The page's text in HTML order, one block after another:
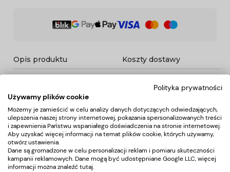
Opis produktu Koszty dostawy
Opis
Peleryna fryzjerska wykonana jest z wysokiej jakości
materiału (100% polyesrer), przez co włos nie wbija się, lecz
ześlizguje się po powierzchni peleryny.
Zapinanie jest trwałe i regulowane metalowymi wsuwkami.
Polityka prywatności
Używamy plików cookie
Możemy je zamieścić w celu analizy danych dotyczących odwiedzających,
ulepszenia naszej strony internetowej, pokazania spersonalizowanych treści
i zapewnienia Państwu wspaniałego doświadczenia na stronie internetowej.
Aby uzyskać więcej informacji na temat plików cookie, których używamy,
otwórz ustawienia.
Dane są gromadzone w celu personalizacji reklam i pomiaru skuteczności
kampanii reklamowych. Dane mogą być udostępniane Google LLC, więcej
informacji można znaleźć tutaj.